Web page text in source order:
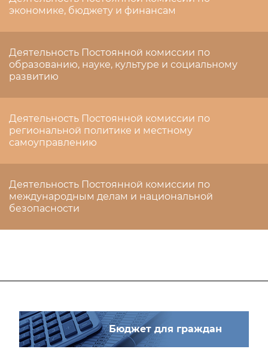
экономике, бюджету и финансам
Деятельность Постоянной комиссии по
образованию, науке, культуре и социальному
развитию
Деятельность Постоянной комиссии по
региональной политике и местному
самоуправлению
Деятельность Постоянной комиссии по
международным делам и национальной
безопасности
Бюджет для граждан